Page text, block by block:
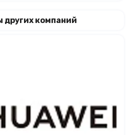
компаний